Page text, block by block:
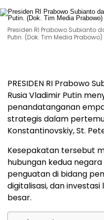
Presiden RI Prabowo Subianto
Putin. (Dok. Tim Media Prabowo)
PRESIDEN RI Prabowo
Rusia Vladimir Putin
penandatanganan
strategis dalam
Konstantinovskiy, St.
Kesepakatan tersebut
hubungan kedua
penguatan di bidang
digitalisasi, dan
besar.